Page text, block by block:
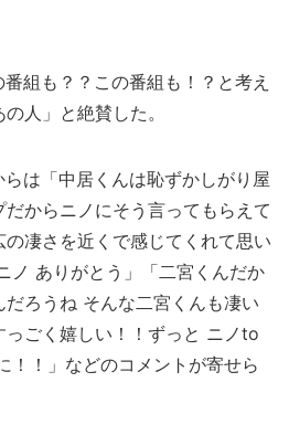
組も？？この番組も！？と考え
人」と絶賛した。
は「中居くんは恥ずかしがり屋
からニノにそう言ってもらえて
凄さを近くで感じてくれて思い
ノ ありがとう」「二宮くんだか
ろうね そんな二宮くんも凄い
っごく嬉しい！！ずっと ニノto
！！」などのコメントが寄せら